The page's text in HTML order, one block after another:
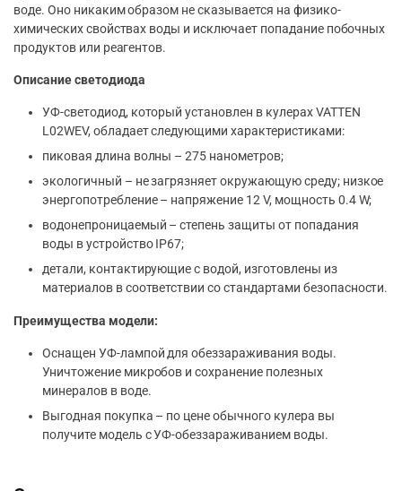
воде. Оно никаким образом не сказывается на физико-
химических свойствах воды и исключает попадание побочных
продуктов или реагентов.
Описание светодиода
УФ-светодиод, который установлен в кулерах VATTEN
L02WEV, обладает следующими характеристиками:
пиковая длина волны – 275 нанометров;
экологичный – не загрязняет окружающую среду; низкое
энергопотребление – напряжение 12 V, мощность 0.4 W;
водонепроницаемый – степень защиты от попадания
воды в устройство IP67;
детали, контактирующие с водой, изготовлены из
материалов в соответствии со стандартами безопасности.
Преимущества модели:
Оснащен УФ-лампой для обеззараживания воды.
Уничтожение микробов и сохранение полезных
минералов в воде.
Выгодная покупка – по цене обычного кулера вы
получите модель с УФ-обеззараживанием воды.